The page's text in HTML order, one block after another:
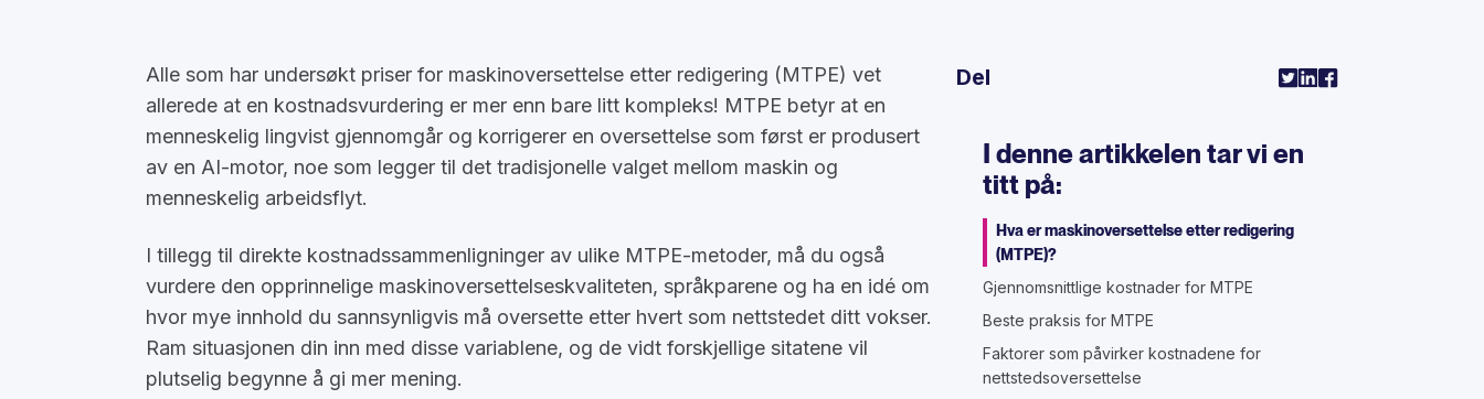
Alle som har undersøkt priser for maskinoversettelse etter redigering (MTPE) vet
allerede at en kostnadsvurdering er mer enn bare litt kompleks! MTPE betyr at en
menneskelig lingvist gjennomgår og korrigerer en oversettelse som først er produsert
av en AI-motor, noe som legger til det tradisjonelle valget mellom maskin og
menneskelig arbeidsflyt.
I tillegg til direkte kostnadssammenligninger av ulike MTPE-metoder, må du også
vurdere den opprinnelige maskinoversettelseskvaliteten, språkparene og ha en idé om
hvor mye innhold du sannsynligvis må oversette etter hvert som nettstedet ditt vokser.
Ram situasjonen din inn med disse variablene, og de vidt forskjellige sitatene vil
plutselig begynne å gi mer mening.
Del
I denne artikkelen tar vi en
titt på:
Hva er maskinoversettelse etter redigering
(MTPE)?
Gjennomsnittlige kostnader for MTPE
Beste praksis for MTPE
Faktorer som påvirker kostnadene for
nettstedsoversettelse